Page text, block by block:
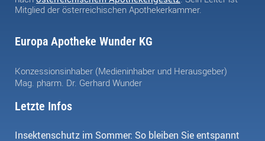
Mitglied der österreichischen Apothekerkammer.
Europa Apotheke Wunder KG
Konzessionsinhaber (Medieninhaber und Herausgeber)
Mag. pharm. Dr. Gerhard Wunder
Letzte Infos
Insektenschutz im Sommer: So bleiben Sie entspannt